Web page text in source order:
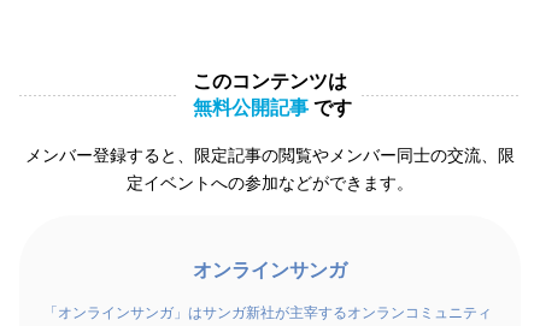
このコンテンツは
無料公開記事 です
メンバー登録すると、限定記事の閲覧やメンバー同士の交流、限
定イベントへの参加などができます。
オンラインサンガ
「オンラインサンガ」はサンガ新社が主宰するオンランコミュニティ